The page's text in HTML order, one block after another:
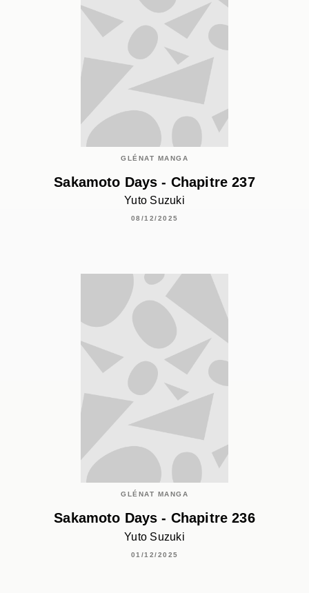
GLÉNAT MANGA
Sakamoto Days - Chapitre 237
Yuto Suzuki
08/12/2025
GLÉNAT MANGA
Sakamoto Days - Chapitre 236
Yuto Suzuki
01/12/2025